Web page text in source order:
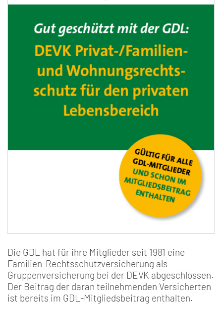
Die GDL hat für ihre Mitglieder seit 1981 eine
Familien-Rechtsschutzversicherung als
Gruppenversicherung bei der DEVK abgeschlossen.
Der Beitrag der daran teilnehmenden Versicherten
ist bereits im GDL-Mitgliedsbeitrag enthalten.